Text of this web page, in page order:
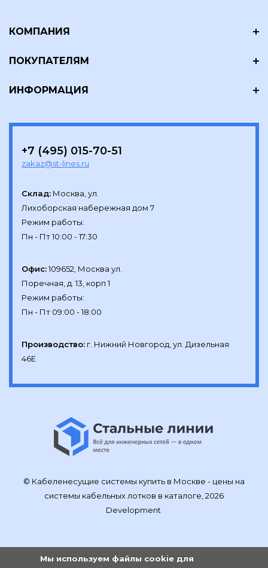
КОМПАНИЯ
ПОКУПАТЕЛЯМ
ИНФОРМАЦИЯ
+7 (495) 015-70-51
zakaz@st-lines.ru
Склад: Москва, ул.
Лихоборская набережная дом 7
Режим работы:
Офис:109652, Москва ул.
Поречная, д. 13, корп 1
Режим работы:
Производство: г. Нижний Новгород, ул. Дизельная
46Е
© Кабеленесущие системы купить в Москве - цены на
системы кабельных лотков в каталоге, 2026
Development
Мы используем файлы cookie для